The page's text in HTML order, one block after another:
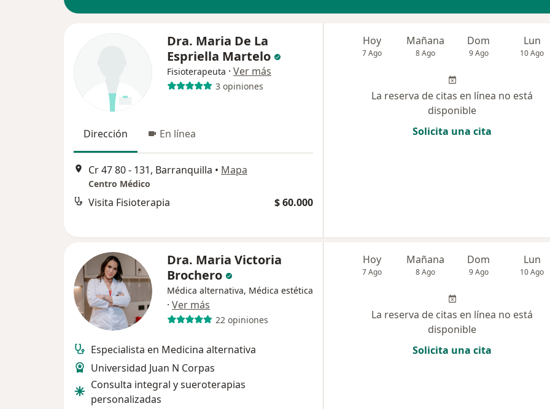
Dra. Maria De La
Espriella Martelo
Fisioterapeuta · Ver más
3 opiniones
Dirección En línea
Cr 47 80 - 131, Barranquilla • Mapa
Centro Médico
Visita Fisioterapia $ 60.000
Hoy
7 Ago
Mañana
8 Ago
Dom
9 Ago
Lun
10 Ago
La reserva de citas en línea no está
disponible
Solicita una cita
Dra. Maria Victoria
Brochero
Médica alternativa, Médica estética
· Ver más
22 opiniones
Especialista en Medicina alternativa
Universidad Juan N Corpas
Consulta integral y sueroterapias
personalizadas
Hoy
7 Ago
Mañana
8 Ago
Dom
9 Ago
Lun
10 Ago
La reserva de citas en línea no está
disponible
Solicita una cita